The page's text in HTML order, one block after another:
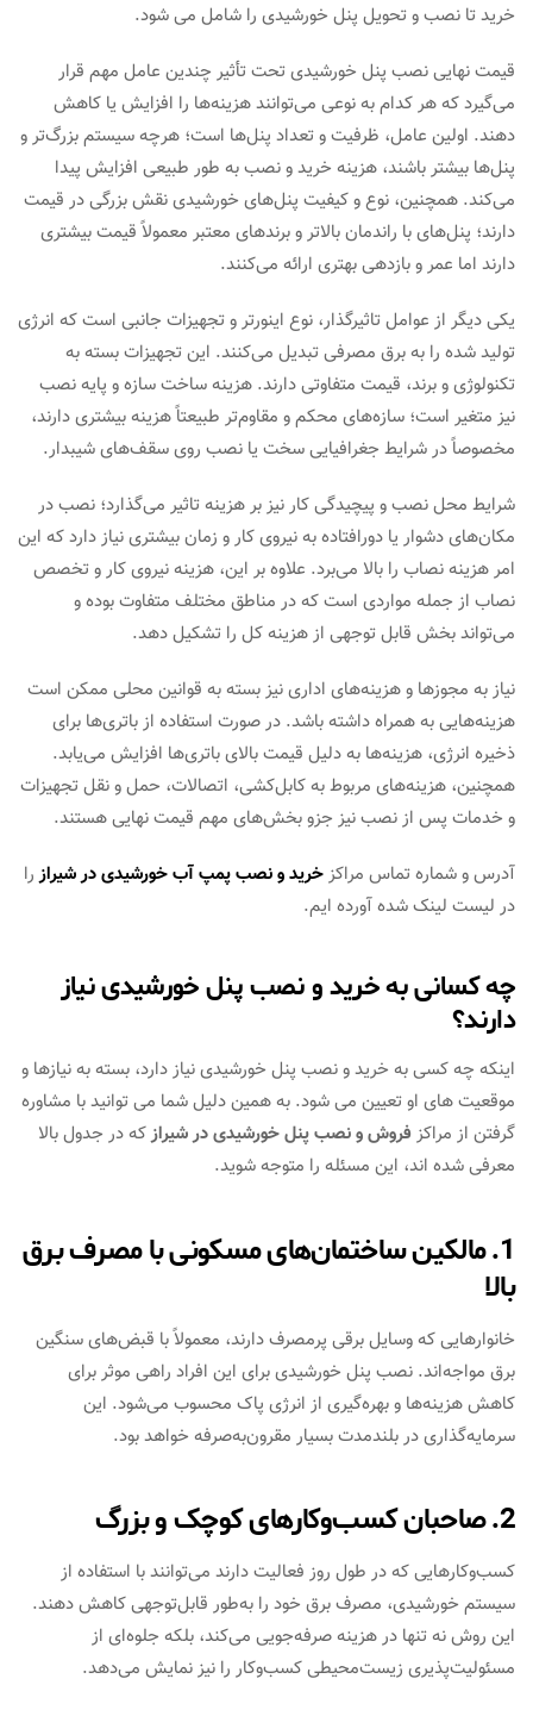
خرید تا نصب و تحویل پنل خورشیدی را شامل می شود.
قیمت نهایی نصب پنل خورشیدی تحت تأثیر چندین عامل مهم قرار
می‌گیرد که هر کدام به نوعی می‌توانند هزینه‌ها را افزایش یا کاهش
دهند. اولین عامل، ظرفیت و تعداد پنل‌ها است؛ هرچه سیستم بزرگ‌تر و
پنل‌ها بیشتر باشند، هزینه خرید و نصب به طور طبیعی افزایش پیدا
می‌کند. همچنین، نوع و کیفیت پنل‌های خورشیدی نقش بزرگی در قیمت
دارند؛ پنل‌های با راندمان بالاتر و برندهای معتبر معمولاً قیمت بیشتری
دارند اما عمر و بازدهی بهتری ارائه می‌کنند.
یکی دیگر از عوامل تاثیرگذار، نوع اینورتر و تجهیزات جانبی است که انرژی
تولید شده را به برق مصرفی تبدیل می‌کنند. این تجهیزات بسته به
تکنولوژی و برند، قیمت متفاوتی دارند. هزینه ساخت سازه و پایه نصب
نیز متغیر است؛ سازه‌های محکم و مقاوم‌تر طبیعتاً هزینه بیشتری دارند،
مخصوصاً در شرایط جغرافیایی سخت یا نصب روی سقف‌های شیبدار.
شرایط محل نصب و پیچیدگی کار نیز بر هزینه تاثیر می‌گذارد؛ نصب در
مکان‌های دشوار یا دورافتاده به نیروی کار و زمان بیشتری نیاز دارد که این
امر هزینه نصاب را بالا می‌برد. علاوه بر این، هزینه نیروی کار و تخصص
نصاب از جمله مواردی است که در مناطق مختلف متفاوت بوده و
می‌تواند بخش قابل توجهی از هزینه کل را تشکیل دهد.
نیاز به مجوزها و هزینه‌های اداری نیز بسته به قوانین محلی ممکن است
هزینه‌هایی به همراه داشته باشد. در صورت استفاده از باتری‌ها برای
ذخیره انرژی، هزینه‌ها به دلیل قیمت بالای باتری‌ها افزایش می‌یابد.
همچنین، هزینه‌های مربوط به کابل‌کشی، اتصالات، حمل و نقل تجهیزات
و خدمات پس از نصب نیز جزو بخش‌های مهم قیمت نهایی هستند.
آدرس و شماره تماس مراکزخرید و نصب پمپ آب خورشیدی در شیرازرا
در لیست لینک شده آورده ایم.
چه کسانی به خرید و نصب پنل خورشیدی نیاز
دارند؟
اینکه چه کسی به خرید و نصب پنل خورشیدی نیاز دارد، بسته به نیازها و
موقعیت های او تعیین می شود. به همین دلیل شما می توانید با مشاوره
گرفتن از مراکز فروش و نصب پنل خورشیدی در شیرازکه در جدول بالا
معرفی شده اند، این مسئله را متوجه شوید.
1. مالکین ساختمان‌های مسکونی با مصرف برق
بالا
خانوارهایی که وسایل برقی پرمصرف دارند، معمولاً با قبض‌های سنگین
برق مواجه‌اند. نصب پنل خورشیدی برای این افراد راهی موثر برای
کاهش هزینه‌ها و بهره‌گیری از انرژی پاک محسوب می‌شود. این
سرمایه‌گذاری در بلندمدت بسیار مقرون‌به‌صرفه خواهد بود.
2. صاحبان کسب‌وکارهای کوچک و بزرگ
کسب‌وکارهایی که در طول روز فعالیت دارند می‌توانند با استفاده از
سیستم خورشیدی، مصرف برق خود را به‌طور قابل‌توجهی کاهش دهند.
این روش نه تنها در هزینه صرفه‌جویی می‌کند، بلکه جلوه‌ای از
مسئولیت‌پذیری زیست‌محیطی کسب‌وکار را نیز نمایش می‌دهد.